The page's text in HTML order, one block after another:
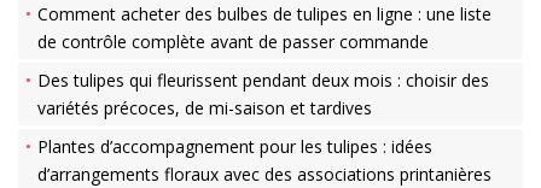
Comment acheter des bulbes de tulipes en ligne : une liste
de contrôle complète avant de passer commande
Des tulipes qui fleurissent pendant deux mois : choisir des
variétés précoces, de mi-saison et tardives
Plantes d’accompagnement pour les tulipes : idées
d’arrangements floraux avec des associations printanières